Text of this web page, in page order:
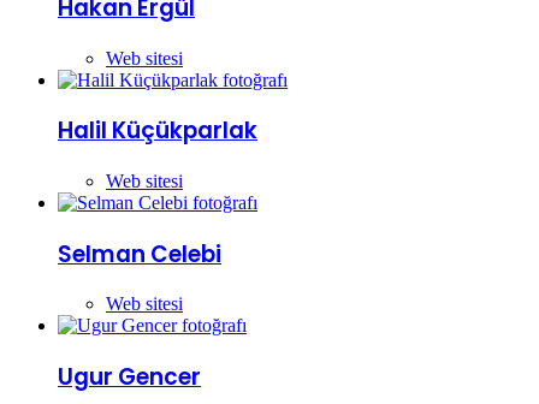
Hakan Ergül
Web sitesi
Halil Küçükparlak
Web sitesi
Selman Celebi
Web sitesi
Ugur Gencer